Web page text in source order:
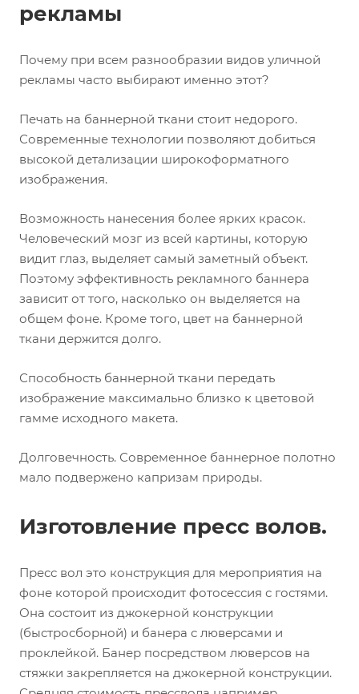
рекламы
Почему при всем разнообразии видов уличной
рекламы часто выбирают именно этот?
Печать на баннерной ткани стоит недорого.
Современные технологии позволяют добиться
высокой детализации широкоформатного
изображения.
Возможность нанесения более ярких красок.
Человеческий мозг из всей картины, которую
видит глаз, выделяет самый заметный объект.
Поэтому эффективность рекламного баннера
зависит от того, насколько он выделяется на
общем фоне. Кроме того, цвет на баннерной
ткани держится долго.
Способность баннерной ткани передать
изображение максимально близко к цветовой
гамме исходного макета.
Долговечность. Современное баннерное полотно
мало подвержено капризам природы.
Изготовление пресс волов.
Пресс вол это конструкция для мероприятия на
фоне которой происходит фотосессия с гостями.
Она состоит из джокерной конструкции
(быстросборной) и банера с люверсами и
проклейкой. Банер посредством люверсов на
стяжки закрепляется на джокерной конструкции.